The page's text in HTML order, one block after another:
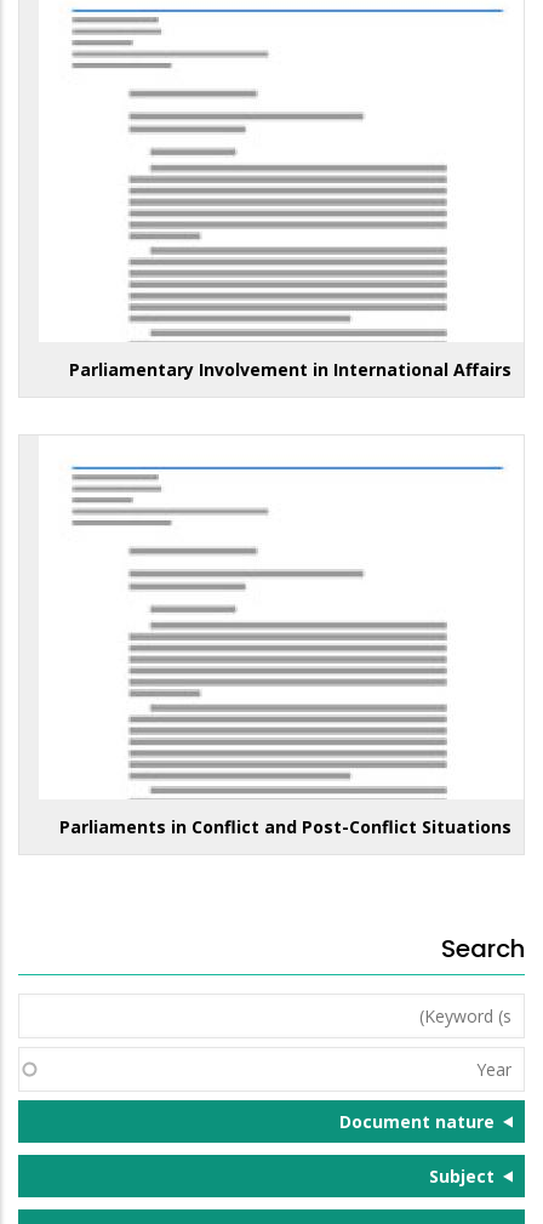
Parliamentary Involvement in International Affairs
Parliaments in Conflict and Post-Conflict Situations
Search
Keyword
(s)
Year
Document nature
Subject